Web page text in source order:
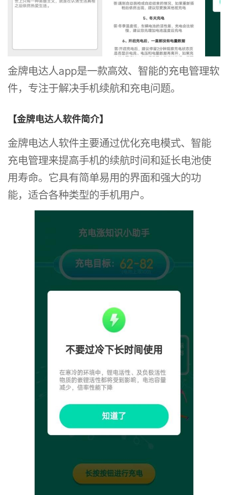
金牌电达人app是一款高效、智能的充电管理软
件，专注于解决手机续航和充电问题。
【金牌电达人软件简介】
金牌电达人软件主要通过优化充电模式、智能
充电管理来提高手机的续航时间和延长电池使
用寿命。它具有简单易用的界面和强大的功
能，适合各种类型的手机用户。